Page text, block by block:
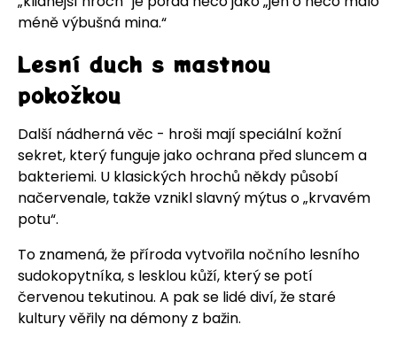
méně výbušná mina.“
Lesní duch s mastnou
pokožkou
Další nádherná věc - hroši mají speciální kožní
sekret, který funguje jako ochrana před sluncem a
bakteriemi. U klasických hrochů někdy působí
načervenale, takže vznikl slavný mýtus o „krvavém
potu“.
To znamená, že příroda vytvořila nočního lesního
sudokopytníka, s lesklou kůží, který se potí
červenou tekutinou. A pak se lidé diví, že staré
kultury věřily na démony z bažin.